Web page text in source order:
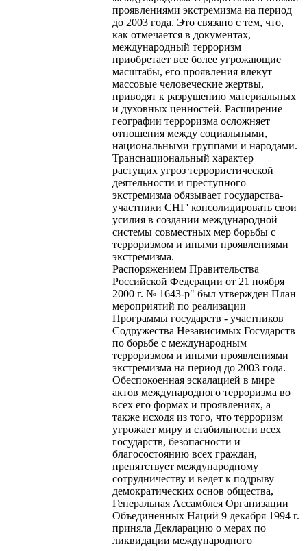
проявлениями экстремизма на период
до 2003 года. Это связано с тем, что,
как отмечается в документах,
международный терроризм
приобретает все более угрожающие
масштабы, его проявления влекут
массовые человеческие жертвы,
приводят к разрушению материальных
и духовных ценностей. Расширение
географии терроризма осложняет
отношения между социальными,
национальными группами и народами.
Транснациональный характер
растущих угроз террористической
деятельности и преступного
экстремизма обязывает государства-
участники СНГ' консолидировать свои
усилия в создании международной
системы совместных мер борьбы с
терроризмом и иными проявлениями
экстремизма.
Распоряжением Правительства
Российской Федерации от 21 ноября
2000 г. № 1643-р" был утвержден План
мероприятий по реализации
Программы государств - участников
Содружества Независимых Государств
по борьбе с международным
терроризмом и иными проявлениями
экстремизма на период до 2003 года.
Обеспокоенная эскалацией в мире
актов международного терроризма во
всех его формах и проявлениях, а
также исходя из того, что терроризм
угрожает миру и стабильности всех
государств, безопасности и
благосостоянию всех граждан,
препятствует международному
сотрудничеству и ведет к подрыву
демократических основ общества,
Генеральная Ассамблея Организации
Объединенных Наций 9 декабря 1994 г.
приняла Декларацию о мерах по
ликвидации международного